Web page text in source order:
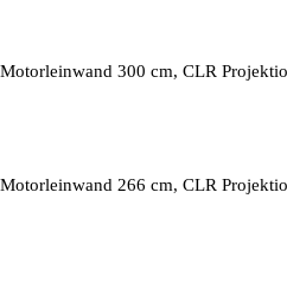
Motorleinwand 300 cm, CLR
Motorleinwand 266 cm, CLR